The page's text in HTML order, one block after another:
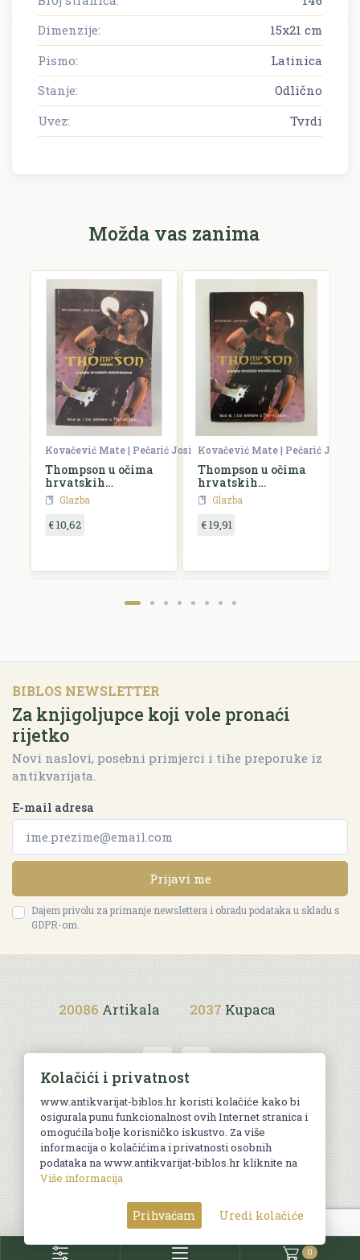
Dimenzije:
15x21 cm
Pismo:
Latinica
Stanje:
Odlično
Uvez:
Tvrdi
Možda vas zanima
Kovačević Mate | Pečarić Josip
Thompson u očima
hrvatskih
intelektualaca
Glazba
€ 10,62
Kovačević Mate | Pečarić Josip
Thompson u očima
hrvatskih
intelektualaca
Glazba
€ 19,91
BIBLOS NEWSLETTER
Za knjigoljupce koji vole pronaći
rijetko
Novi naslovi, posebni primjerci i tihe preporuke iz
antikvarijata.
E-mail adresa
Prijavi me
Dajem privolu za primanje newslettera i obradu podataka u skladu s
GDPR-om.
20086 Artikala 2037 Kupaca
Uvjeti kupnje
© Sva prava pridržana. Web by
0
Kolačići i privatnost
www.antikvarijat-biblos.hr koristi kolačiće kako bi
osigurala punu funkcionalnost ovih Internet stranica i
omogućila bolje korisničko iskustvo. Za više
informacija o kolačićima i privatnosti osobnih
podataka na www.antikvarijat-biblos.hr kliknite na
Više informacija
Prihvaćam Uredi kolačiće